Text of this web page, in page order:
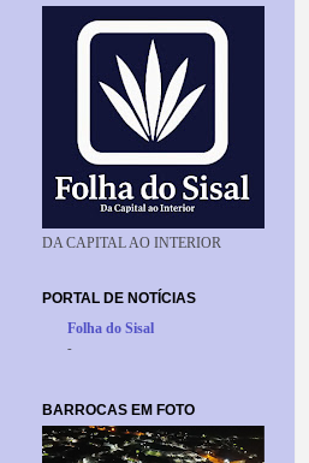
DA CAPITAL AO INTERIOR
PORTAL DE NOTÍCIAS
Folha do Sisal
-
BARROCAS EM FOTO